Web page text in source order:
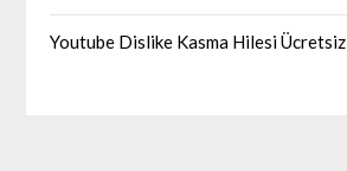
Youtube Dislike Kasma Hilesi Ücretsiz